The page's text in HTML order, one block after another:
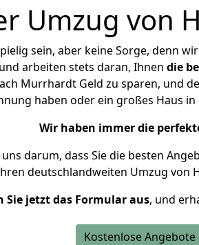
Umzug von
sein, aber keine Sorge, denn
und arbeiten stets daran, Ihnen die
Murrhardt Geld zu sparen, und
haben oder ein großes Haus
Wir haben immer die
darum, dass Sie die besten
deutschlandweiten Umzug von
Sie jetzt das Formular aus, und
Kostenlose